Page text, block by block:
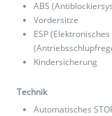
ABS
Vordersitze
ESP
Kindersicherung
Technik
Automatisches